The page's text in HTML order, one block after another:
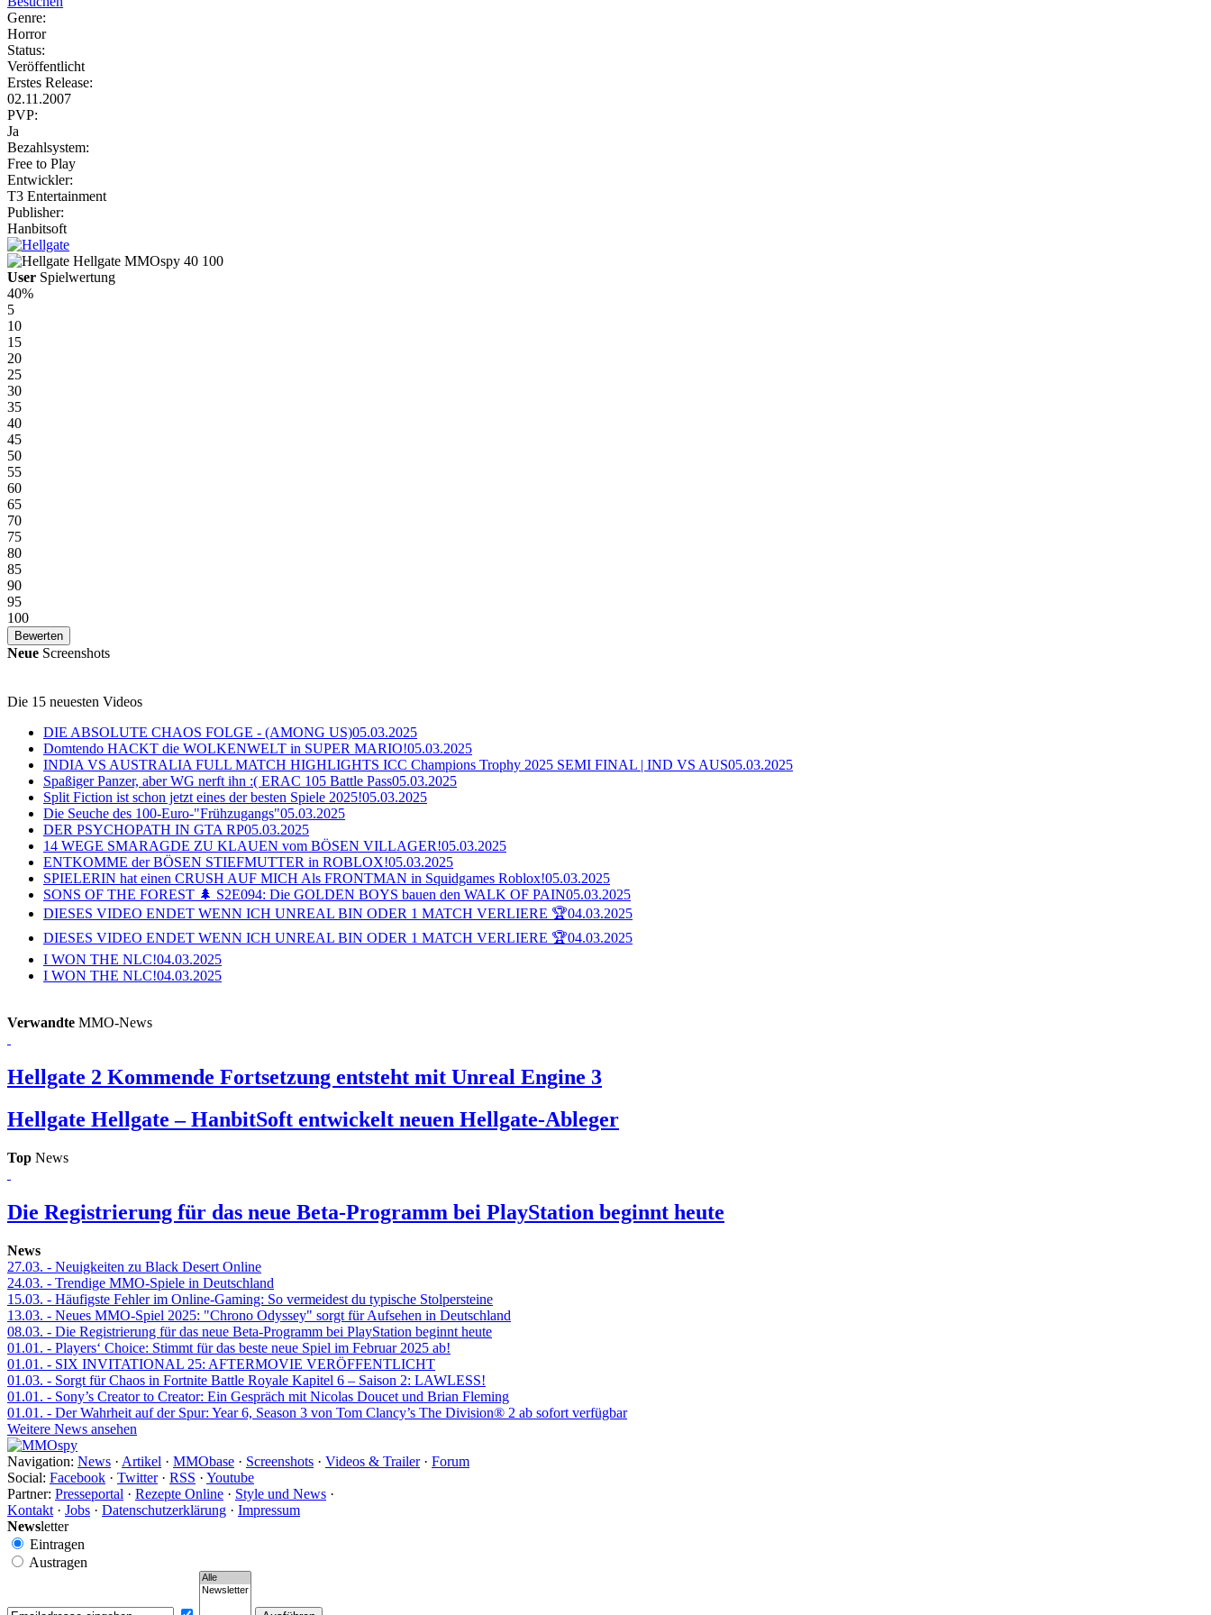
Genre:
Horror
Status:
Veröffentlicht
Erstes Release:
02.11.2007
PVP:
Ja
Bezahlsystem:
Free to Play
Entwickler:
T3 Entertainment
Publisher:
Hanbitsoft
Hellgate MMOspy 40 100
User Spielwertung
40%
5
10
15
20
25
30
35
40
45
50
55
60
65
70
75
80
85
90
95
100
Neue Screenshots
Die 15 neuesten Videos
DIE ABSOLUTE CHAOS FOLGE - (AMONG US)05.03.2025
Domtendo HACKT die WOLKENWELT in SUPER MARIO!05.03.2025
INDIA VS AUSTRALIA FULL MATCH HIGHLIGHTS ICC Champions Trophy 2025 SEMI FINAL | IND VS AUS05.03.2025
Spaßiger Panzer, aber WG nerft ihn :( ERAC 105 Battle Pass05.03.2025
Split Fiction ist schon jetzt eines der besten Spiele 2025!05.03.2025
Die Seuche des 100-Euro-"Frühzugangs"05.03.2025
DER PSYCHOPATH IN GTA RP05.03.2025
14 WEGE SMARAGDE ZU KLAUEN vom BÖSEN VILLAGER!05.03.2025
ENTKOMME der BÖSEN STIEFMUTTER in ROBLOX!05.03.2025
SPIELERIN hat einen CRUSH AUF MICH Als FRONTMAN in Squidgames Roblox!05.03.2025
SONS OF THE FOREST 🌲 S2E094: Die GOLDEN BOYS bauen den WALK OF PAIN05.03.2025
DIESES VIDEO ENDET WENN ICH UNREAL BIN ODER 1 MATCH VERLIERE 🏆04.03.2025
DIESES VIDEO ENDET WENN ICH UNREAL BIN ODER 1 MATCH VERLIERE 🏆04.03.2025
I WON THE NLC!04.03.2025
I WON THE NLC!04.03.2025
Verwandte MMO-News
Hellgate 2 Kommende Fortsetzung entsteht mit Unreal Engine 3
Hellgate Hellgate – HanbitSoft entwickelt neuen Hellgate-Ableger
Top News
Die Registrierung für das neue Beta-Programm bei PlayStation beginnt heute
News
27.03. - Neuigkeiten zu Black Desert Online
24.03. - Trendige MMO-Spiele in Deutschland
15.03. - Häufigste Fehler im Online-Gaming: So vermeidest du typische Stolpersteine
13.03. - Neues MMO-Spiel 2025: "Chrono Odyssey" sorgt für Aufsehen in Deutschland
08.03. - Die Registrierung für das neue Beta-Programm bei PlayStation beginnt heute
01.01. - Players‘ Choice: Stimmt für das beste neue Spiel im Februar 2025 ab!
01.01. - SIX INVITATIONAL 25: AFTERMOVIE VERÖFFENTLICHT
01.03. - Sorgt für Chaos in Fortnite Battle Royale Kapitel 6 – Saison 2: LAWLESS!
01.01. - Sony’s Creator to Creator: Ein Gespräch mit Nicolas Doucet und Brian Fleming
01.01. - Der Wahrheit auf der Spur: Year 6, Season 3 von Tom Clancy’s The Division® 2 ab sofort verfügbar
Weitere News ansehen
Navigation: News · Artikel · MMObase · Screenshots · Videos & Trailer· Forum
Social: Facebook · Twitter· RSS · Youtube
Partner: Presseportal · Rezepte Online · Style und News ·
Kontakt · Jobs · Datenschutzerklärung · Impressum
Newsletter
Eintragen
Austragen